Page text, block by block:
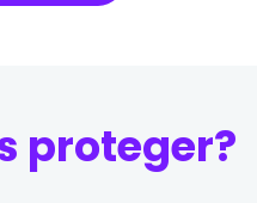
proteger?